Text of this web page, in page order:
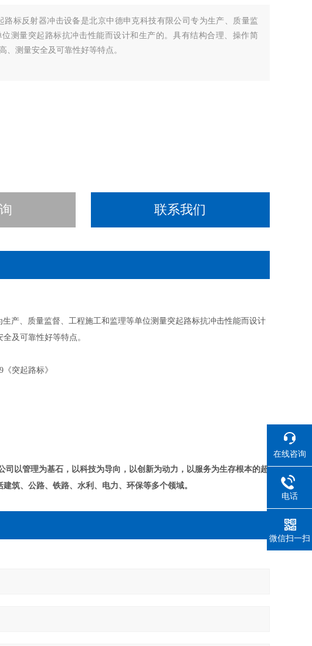
路标反射器冲击设备是北京中德申克科技有限公司专为生产、质量监
测量突起路标抗冲击性能而设计和生产的。具有结构合理、操作简
、测量安全及可靠性好等特点。
联系我们
产、质量监督、工程施工和监理等单位测量突起路标抗冲击性能而设计
及可靠性好等特点。
突起路标》
司以管理为基石，以科技为导向，以创新为动力，以服务为生存根本的超
筑、公路、铁路、水利、电力、环保等多个领域。
在线咨询
电话
微信扫一扫